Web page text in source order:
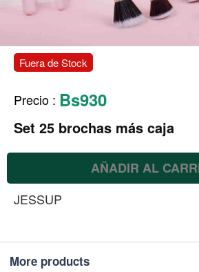
Fuera de Stock
Precio : Bs930
Set 25 brochas más caja
AÑADIR AL
JESSUP
More products